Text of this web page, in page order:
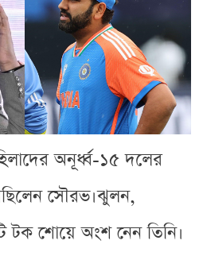
অনূর্ধ্ব-১৫ দলের
সৌরভ।ঝুলন,
টক শোয়ে অংশ নেন তিনি।